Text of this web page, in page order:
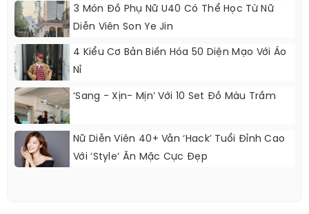
3 Món Đồ Phụ Nữ U40 Có Thể Học Từ Nữ
Diễn Viên Son Ye Jin
4 Kiểu Cơ Bản Biến Hóa 50 Diện Mạo Với Áo
Nỉ
‘Sang - Xịn- Mịn’ Với 10 Set Đồ Màu Trầm
Nữ Diễn Viên 40+ Vẫn ‘hack’ Tuổi Đỉnh Cao
Với ‘style’ Ăn Mặc Cực Đẹp